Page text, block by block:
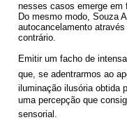
nesses casos emerge em
Do mesmo modo, Souza
autocancelamento
contrário.
Emitir um facho de
que, se adentrarmos ao
iluminação ilusória obtida
uma percepção que
sensorial.